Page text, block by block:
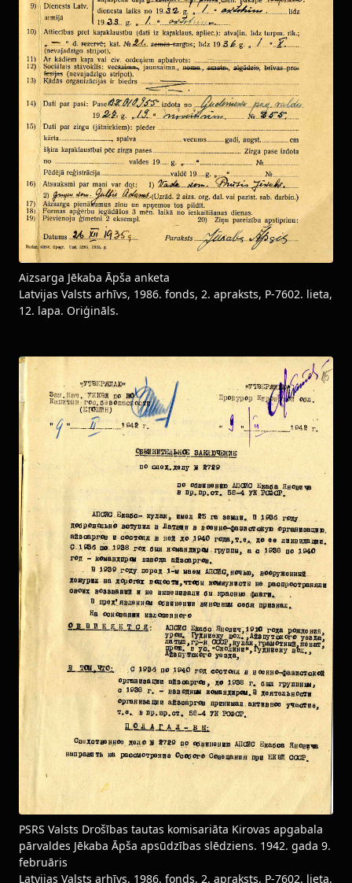
Aizsarga Jēkaba Āpša anketa
Latvijas Valsts arhīvs, 1986. fonds, 2. apraksts, P-7602. lieta,
12. lapa. Oriģināls.
PSRS Valsts Drošības tautas komisariāta Kirovas apgabala
pārvaldes Jēkaba Āpša apsūdzības slēdziens. 1942. gada 9.
februāris
Latvijas Valsts arhīvs, 1986. fonds, 2. apraksts, P-7602. lieta,